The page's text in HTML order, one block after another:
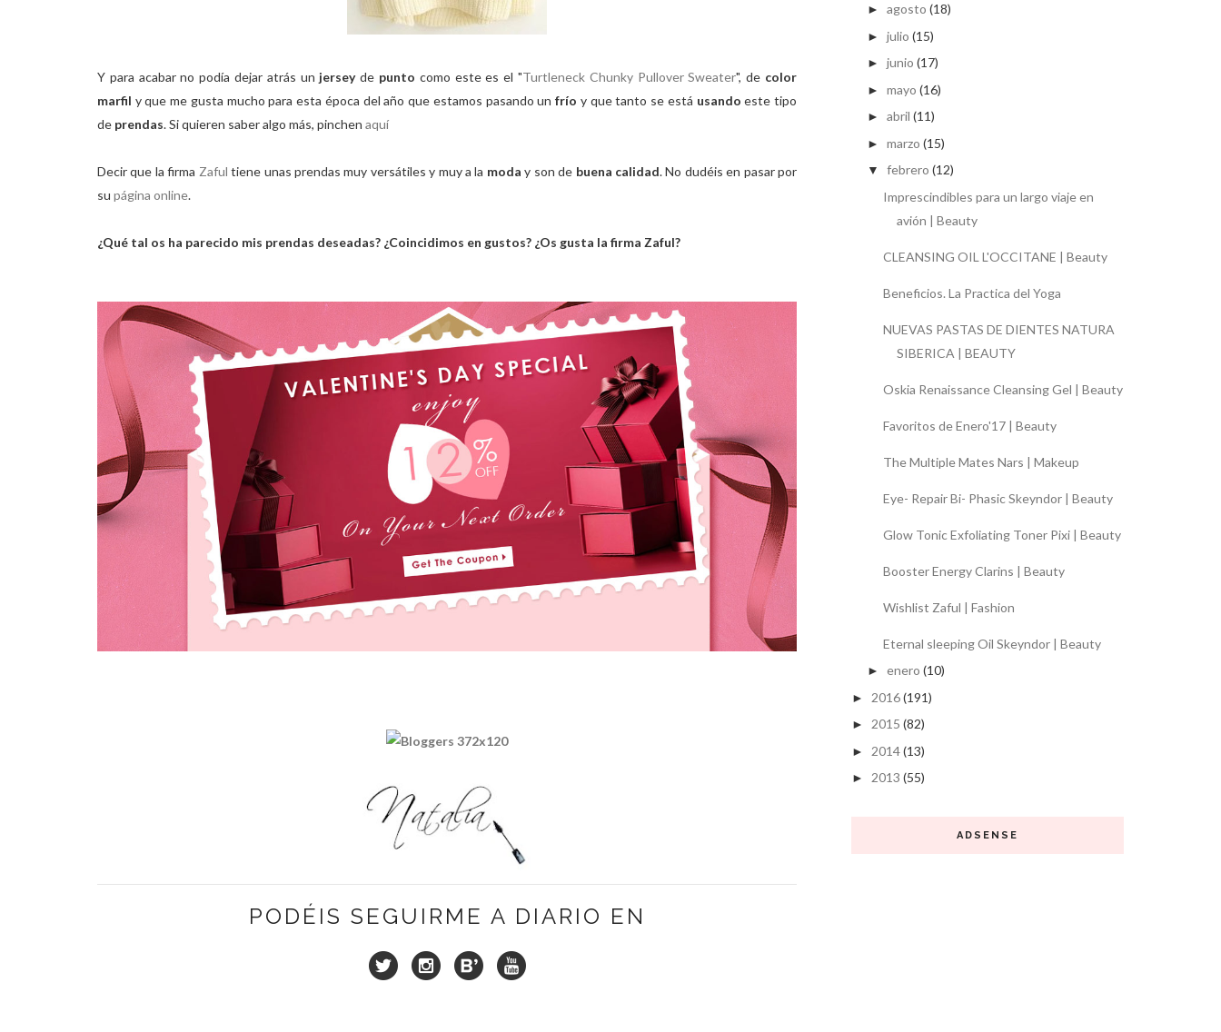
Y para acabar no podía dejar atrás un jerseyde punto como este es el "Turtleneck Chunky PulloverSweater", de color
marfil y que me gusta mucho para esta época del año que estamos pasando unfrío y que tanto se está usando este tipo
de prendas. Si quieren saber algo más, pinchen aquí
Decir que la firma Zaful tiene unas prendas muy versátiles y muy a la moda y son de buena calidad. No dudéis en pasar por
su página online.
¿Qué tal os ha parecido mis prendas deseadas? ¿Coincidimos en gustos? ¿Os gusta la firma Zaful?
PODÉIS SEGUIRME A DIARIO EN
► agosto (18)
► julio (15)
► junio (17)
► mayo (16)
► abril (11)
► marzo (15)
▼ febrero (12)
Imprescindibles para un largo viaje en
avión | Beauty
CLEANSING OIL L'OCCITANE | Beauty
Beneficios. La Practica del Yoga
NUEVAS PASTAS DE DIENTES NATURA
SIBERICA | BEAUTY
Oskia Renaissance Cleansing Gel | Beauty
Favoritos de Enero'17 | Beauty
The Multiple Mates Nars | Makeup
Eye- Repair Bi- Phasic Skeyndor | Beauty
Glow Tonic Exfoliating Toner Pixi | Beauty
Booster Energy Clarins | Beauty
Wishlist Zaful | Fashion
Eternal sleeping Oil Skeyndor | Beauty
► enero (10)
► 2016(191)
► 2015 (82)
► 2014(13)
► 2013 (55)
ADSENSE